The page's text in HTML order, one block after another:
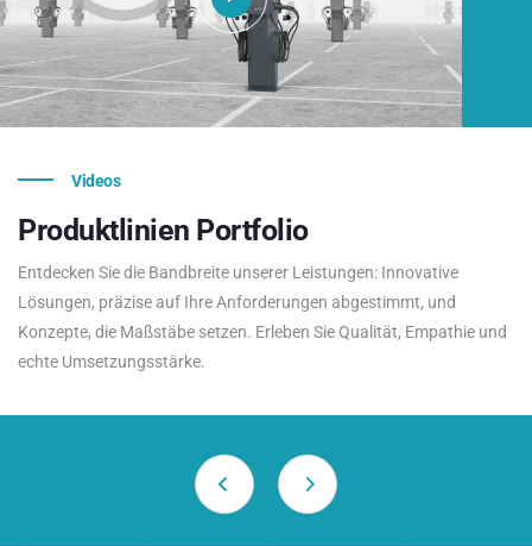
Videos
Produktlinien Portfolio
Entdecken Sie die Bandbreite unserer Leistungen: Innovative
Lösungen, präzise auf Ihre Anforderungen abgestimmt, und
Konzepte, die Maßstäbe setzen. Erleben Sie Qualität, Empathie und
echte Umsetzungsstärke.